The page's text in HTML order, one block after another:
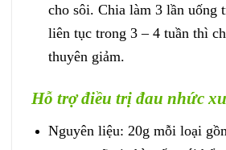
cho sôi. Chia làm 3 lần uống
liên tục trong 3 – 4 tuần thì
thuyên giảm.
Hỗ trợ điều trị đau nhức
Nguyên liệu: 20g mỗi loại